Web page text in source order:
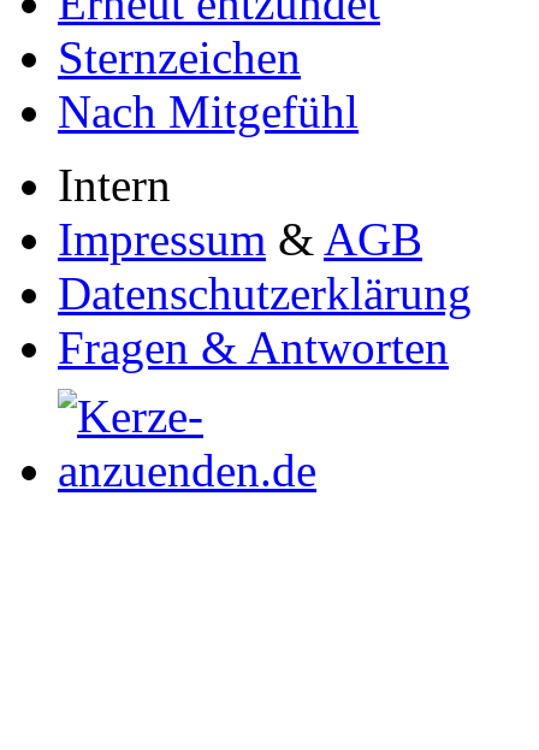
Sternzeichen
Nach Mitgefühl
Intern
Impressum & AGB
Datenschutzerklärung
Fragen & Antworten